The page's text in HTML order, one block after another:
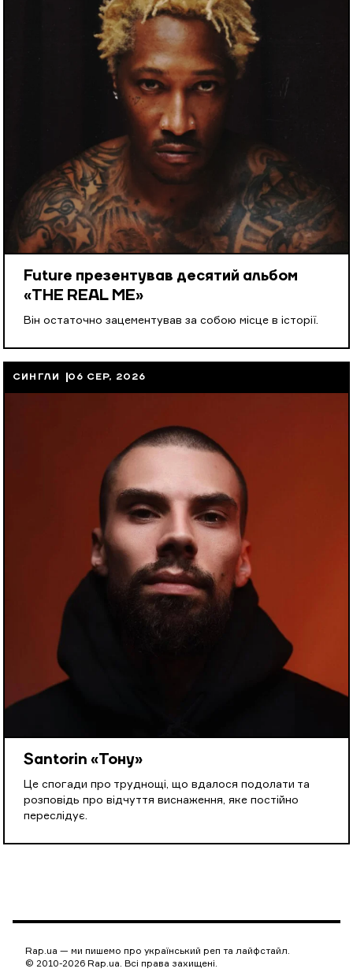
Future презентував десятий альбом
«THE REAL ME»
Він остаточно зацементував за собою місце в історії.
СИНГЛИ 06 СЕР, 2026
Santorin «Тону»
Це спогади про труднощі, що вдалося подолати та
розповідь про відчуття виснаження, яке постійно
переслідує.
Rap.ua — ми пишемо про український реп та лайфстайл.
© 2010-2026 Rap.ua. Всі права захищені.